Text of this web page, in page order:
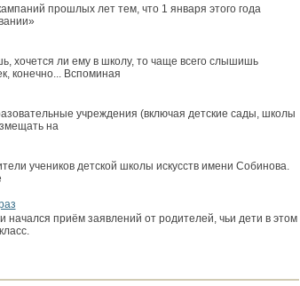
прошлых лет тем, что 1 января этого года
хочется ли ему в школу, то чаще всего слышишь
конечно... Вспоминая
учреждения (включая детские сады, школы
на
учеников детской школы искусств имени Собинова.
начался приём заявлений от родителей, чьи дети в этом